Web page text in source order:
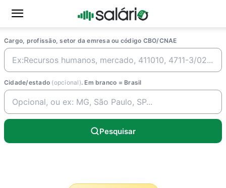
Cargo, profissão, setor da emresa ou código CBO/CNAE
Cidade/estado (opcional). Em branco = Brasil
Pesquisar